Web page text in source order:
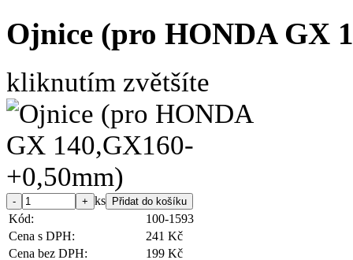
Ojnice (pro HONDA GX
kliknutím zvětšíte
ks
Kód:
100-1593
Cena s DPH:
241 Kč
Cena bez DPH:
199 Kč